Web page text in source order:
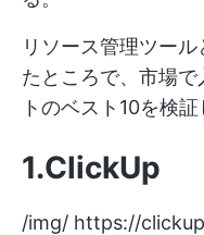
リソース管理ツー
たところで、市場
トのベスト10を検証
1.ClickUp
/img/ https://